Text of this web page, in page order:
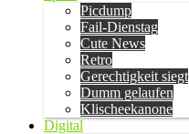
Picdump
Fail-Dienstag
Cute News
Retro
Gerechtigkeit siegt
Dumm gelaufen
Klischeekanone
Digital